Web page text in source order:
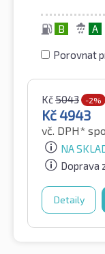
B A
Porovnat
Kč5043 -2%
Kč4943
vč. DPH*
NA
Doprava
Detaily